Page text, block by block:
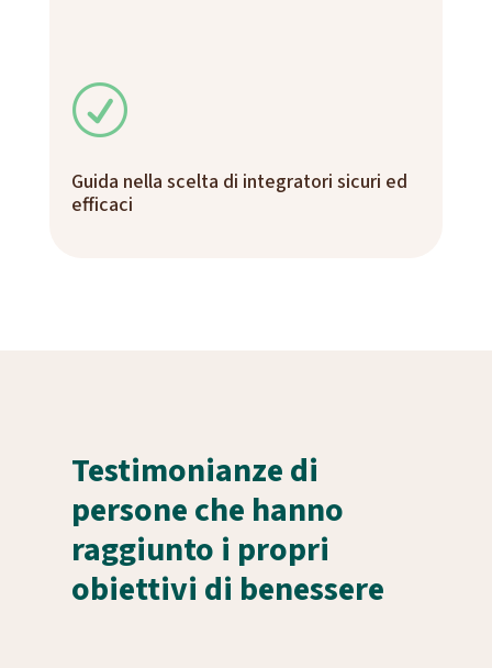
R
Guida nella scelta di integratori sicuri ed
efficaci
Testimonianze di
persone che hanno
raggiunto i propri
obiettivi di benessere